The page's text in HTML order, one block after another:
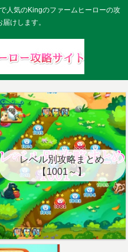
人気のKingのファームヒーローの攻
けします。
レベル別攻略まとめ
【1001～】